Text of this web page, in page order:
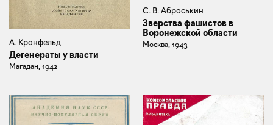
А. Кронфельд
Дегенераты у власти
Магадан, 1942
С. В. Аброськин
Зверства фашистов в
Воронежской области
Москва, 1943